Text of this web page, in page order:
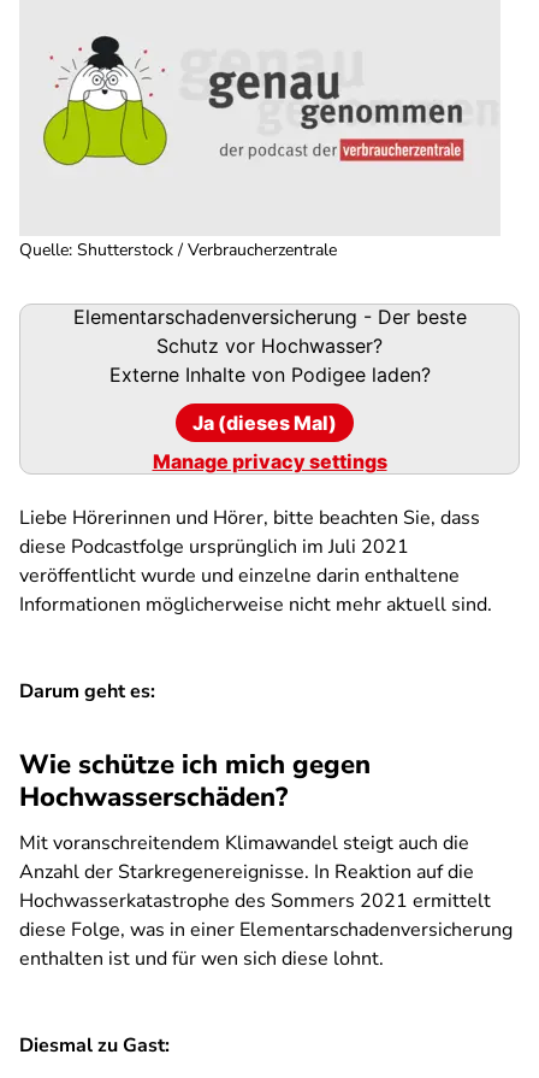
Quelle: Shutterstock / Verbraucherzentrale
Podigee-Elementarschadenversicherung - Der beste
Schutz vor Hochwasser?
Externe Inhalte von Podigeeladen?
Ja (dieses Mal)
Manage privacy settings
Liebe Hörerinnen und Hörer, bitte beachten Sie, dass
diese Podcastfolge ursprünglich im Juli 2021
veröffentlicht wurde und einzelne darin enthaltene
Informationen möglicherweise nicht mehr aktuell sind.
Darum geht es:
Wie schütze ich mich gegen
Hochwasserschäden?
Mit voranschreitendem Klimawandel steigt auch die
Anzahl der Starkregenereignisse. In Reaktion auf die
Hochwasserkatastrophe des Sommers 2021 ermittelt
diese Folge, was in einer Elementarschadenversicherung
enthalten ist und für wen sich diese lohnt.
Diesmal zu Gast: